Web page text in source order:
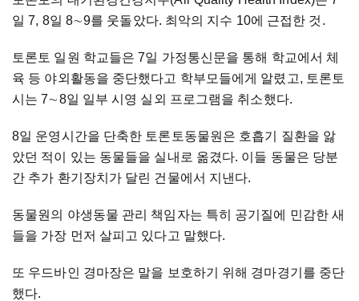
일 7, 8일 8∼9를 웃돌았다. 최악의 지수 10에 근접한 것.
토론토 일원 학교들은 7일 가정통신문을 통해 학교에서 체
육 등 야외활동을 중단했다고 학부모들에게 알렸고, 토론토
시는 7∼8일 일부 시영 실외 프로그램을 취소했다.
8일 운영시간을 단축한 토론토동물원은 호흡기 질환을 앓
았던 적이 있는 동물들을 실내로 옮겼다. 이들 동물은 당분
간 추가 환기장치가 달린 건물에서 지낸다.
동물원의 야생동물 관리 책임자는 특히 공기질에 민감한 새
들을 가장 먼저 살피고 있다고 말했다.
또 우드바인 경마장은 말을 보호하기 위해 경마경기를 중단
했다.